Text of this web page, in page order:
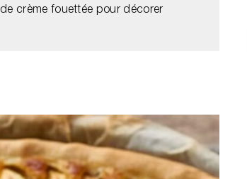
de crème fouettée pour décorer